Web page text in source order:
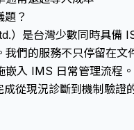
？
）是台灣少數同時具備
們的服務不只停留在文
嵌入 IMS 日常管理流程
從現況診斷到機制驗證